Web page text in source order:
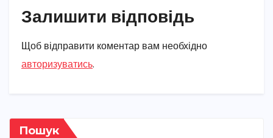
Залишити відповідь
Щоб відправити коментар вам необхідно
авторизуватись.
Пошук